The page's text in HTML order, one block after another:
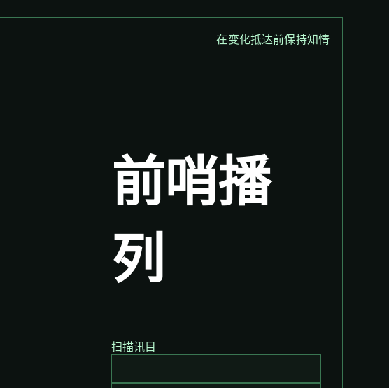
在变化抵达前保持知情
前哨播
列
扫描讯目